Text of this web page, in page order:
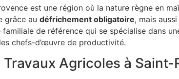
est une région où la nature règne en
grâce au défrichement obligatoire, mais
familiale de référence qui se spécialise dans
chefs-d’œuvre de productivité.
Agricoles à